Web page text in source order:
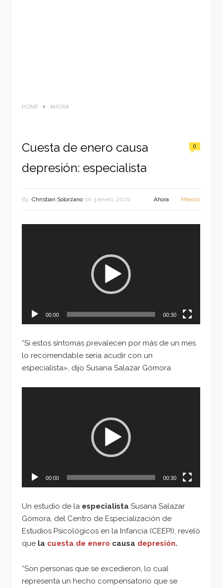
HOME AHORA
Cuesta de enero causa
depresión: especialista
0
By Christian Solorzano on 3 enero, 2020 Ahora México
00:00 00:30
“Si estos síntomas prevalecen por más de un mes
lo recomendable sería acudir con un
especialista», dijo Susana Salazar Gómora
00:00 00:30
Un estudio de la especialista Susana Salazar
Gómora, del Centro de Especialización de
Estudios Psicológicos en la Infancia (CEEPI), reveló
que la cuesta de enero causa depresión.
“Son personas que se excedieron, lo cual
representa un hecho compensatorio que se